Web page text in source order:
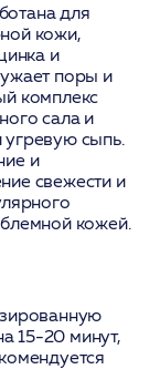
для
кожи,
и
поры и
комплекс
сала и
сыпь.
и
свежести и
кожей.
15-20 минут,